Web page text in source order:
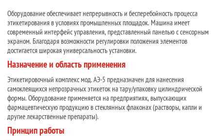
Оборудование обеспечивает непрерывность и бесперебойность процесса
этикетирования в условиях промышленных площадок. Машина имеет
современный интерфейс управления, представленный панелью с сенсорным
экраном. Благодаря возможности регулировки положения элементов
достигается широкая универсальность установки.
Назначение и область применения
Этикетировочный комплекс мод. АЭ-5 предназначен для нанесения
самоклеящихся непрозрачных этикеток на тару/упаковку цилиндрической
формы. Оборудование применяется на предприятиях, выпускающих
фармацевтическую продукцию в стеклянных флаконах (растворы, капли и
другие лекарственные препараты).
Принцип работы